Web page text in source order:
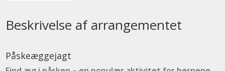
Beskrivelse af arrangementet
Påskeæggejagt